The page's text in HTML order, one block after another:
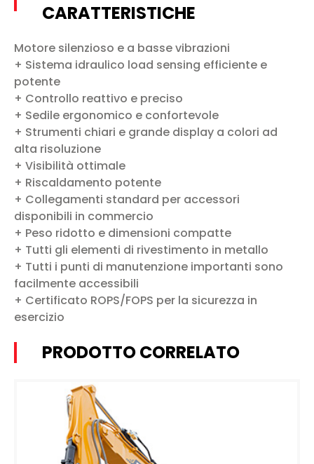
CARATTERISTICHE
Motore silenzioso e a basse vibrazioni
+ Sistema idraulico load sensing efficiente e
potente
+ Controllo reattivo e preciso
+ Sedile ergonomico e confortevole
+ Strumenti chiari e grande display a colori ad
alta risoluzione
+ Visibilità ottimale
+ Riscaldamento potente
+ Collegamenti standard per accessori
disponibili in commercio
+ Peso ridotto e dimensioni compatte
+ Tutti gli elementi di rivestimento in metallo
+ Tutti i punti di manutenzione importanti sono
facilmente accessibili
+ Certificato ROPS/FOPS per la sicurezza in
esercizio
PRODOTTO CORRELATO